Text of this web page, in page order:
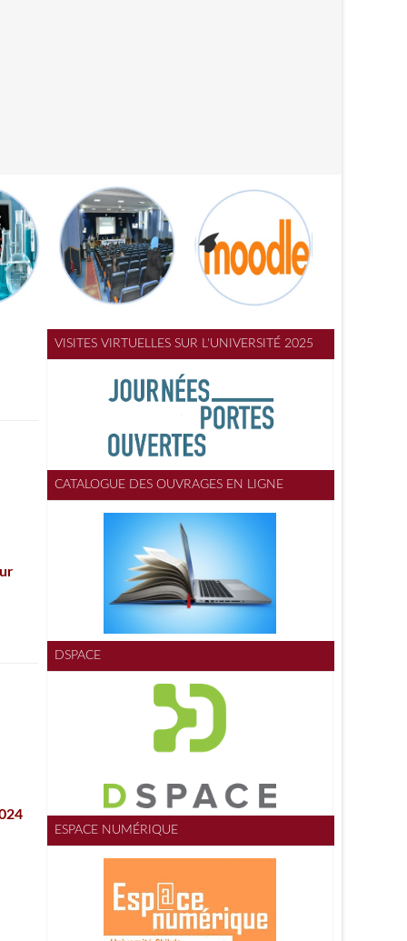
VISITES VIRTUELLES SUR L'UNIVERSITÉ 2025
CATALOGUE DES OUVRAGES EN LIGNE
DSPACE
ESPACE NUMÉRIQUE